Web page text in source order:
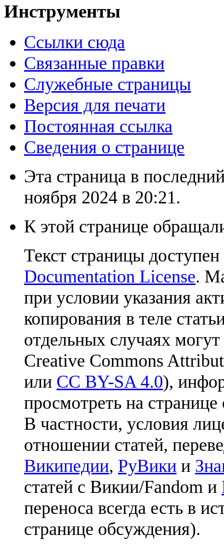
Инструменты
Ссылки сюда
Связанные правки
Служебные страницы
Версия для печати
Постоянная ссылка
Сведения о странице
Эта страница в
ноября 2024 в 20:21.
К этой странице
Текст страницы
Documentation License.
при условии указания
копирования в теле
отдельных случаях
Creative Commons
или CC BY-SA 4.0),
просмотреть на
В частности, условия
отношении статей,
Википедии, РуВики и
статей с Викии/Fandom и
переноса всегда есть в
странице обсуждения).